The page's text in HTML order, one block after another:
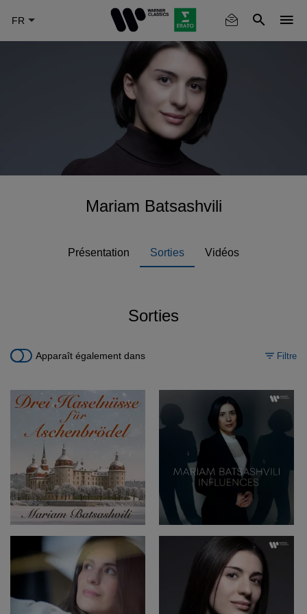
main
Mariam Batsashvili
Présentation Sorties Vidéos
Sorties
Apparaît également dans Filtre